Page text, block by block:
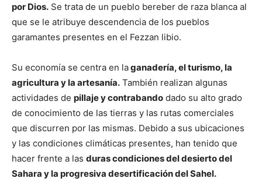
por Dios. Se trata de un pueblo bereber de raza blanca al
que se le atribuye descendencia de los pueblos
garamantes presentes en el Fezzan libio.
Su economía se centra en laganadería, el turismo, la
agricultura y la artesanía. También realizan algunas
actividades de pillaje y contrabando dado su alto grado
de conocimiento de las tierras y las rutas comerciales
que discurren por las mismas. Debido a sus ubicaciones
y las condiciones climáticas presentes, han tenido que
hacer frente a las duras condiciones del desierto del
Sahara y la progresiva desertificación del Sahel.